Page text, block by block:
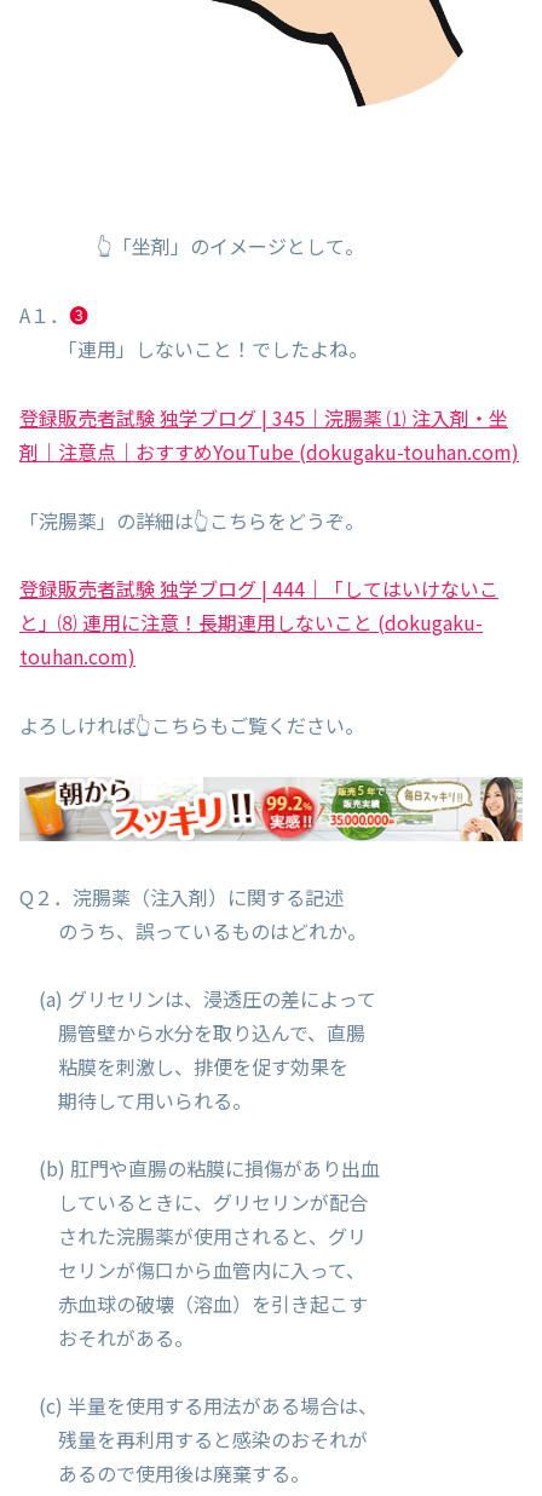
👆「坐剤」のイメージとして。
A１． ❸
「連用」しないこと！でしたよね。
登録販売者試験 独学ブログ | 345｜浣腸薬 ⑴ 注入剤・坐
剤｜注意点｜おすすめYouTube (dokugaku-touhan.com)
「浣腸薬」の詳細は👆こちらをどうぞ。
登録販売者試験 独学ブログ | 444｜「してはいけないこ
と」⑻ 連用に注意！長期連用しないこと (dokugaku-
touhan.com)
よろしければ👆こちらもご覧ください。
Q２．浣腸薬（注入剤）に関する記述
のうち、誤っているものはどれか。
(a) グリセリンは、浸透圧の差によって
腸管壁から水分を取り込んで、直腸
粘膜を刺激し、排便を促す効果を
期待して用いられる。
(b) 肛門や直腸の粘膜に損傷があり出血
しているときに、グリセリンが配合
された浣腸薬が使用されると、グリ
セリンが傷口から血管内に入って、
赤血球の破壊（溶血）を引き起こす
おそれがある。
(c) 半量を使用する用法がある場合は、
残量を再利用すると感染のおそれが
あるので使用後は廃棄する。